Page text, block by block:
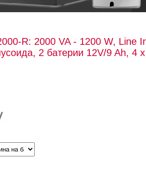
R: 2000 VA - 1200 W, Line
2 батерии 12V/9 Ah, 4